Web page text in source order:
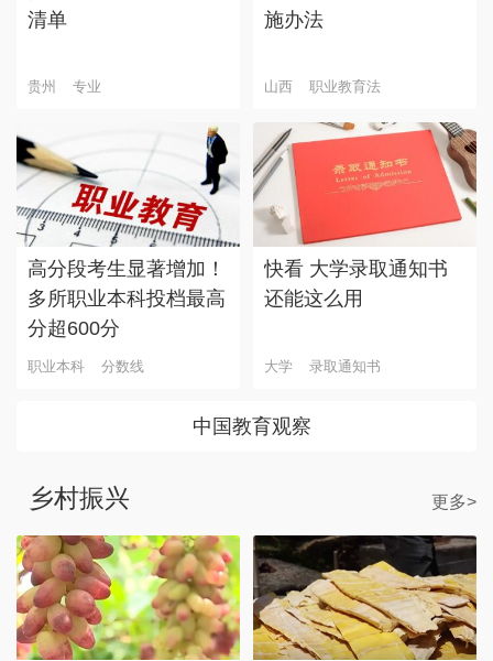
清单
贵州 专业
施办法
山西 职业教育法
高分段考生显著增加！
多所职业本科投档最高
分超600分
职业本科 分数线
快看 大学录取通知书
还能这么用
大学 录取通知书
中国教育观察
乡村振兴 更多>